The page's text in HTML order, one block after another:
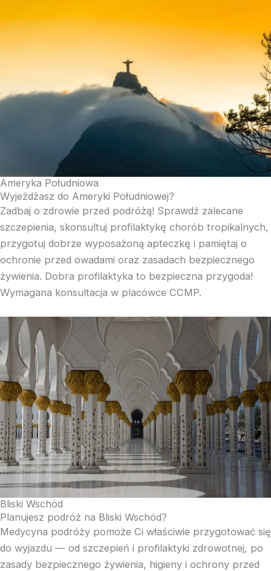
Ameryka Południowa
Wyjeżdżasz do Ameryki Południowej?
Zadbaj o zdrowie przed podróżą! Sprawdź zalecane
szczepienia, skonsultuj profilaktykę chorób tropikalnych,
przygotuj dobrze wyposażoną apteczkę i pamiętaj o
ochronie przed owadami oraz zasadach bezpiecznego
żywienia. Dobra profilaktyka to bezpieczna przygoda!
Wymagana konsultacja w placówce CCMP.
Bliski Wschód
Planujesz podróż na Bliski Wschód?
Medycyna podróży pomoże Ci właściwie przygotować się
do wyjazdu — od szczepień i profilaktyki zdrowotnej, po
zasady bezpiecznego żywienia, higieny i ochrony przed